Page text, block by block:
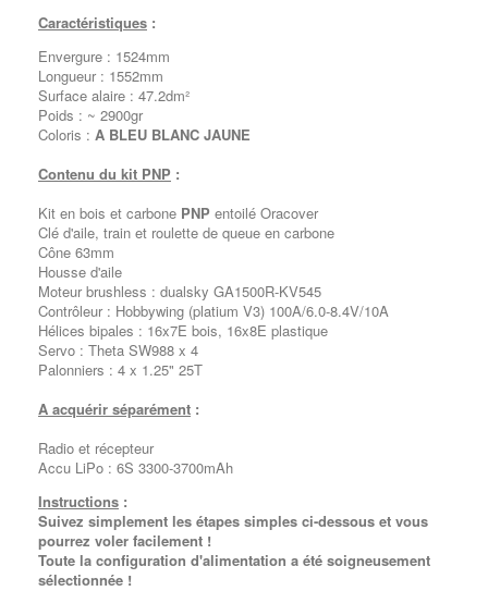
Caractéristiques :
Envergure : 1524mm
Longueur : 1552mm
Surface alaire : 47.2dm²
Poids : ~ 2900gr
Coloris : A BLEU BLANC JAUNE
Contenu du kit PNP :
Kit en bois et carbone PNP entoilé Oracover
Clé d'aile, train et roulette de queue en carbone
Cône 63mm
Housse d'aile
Moteur brushless : dualsky GA1500R-KV545
Contrôleur : Hobbywing (platium V3) 100A/6.0-8.4V/10A
Hélices bipales : 16x7E bois, 16x8E plastique
Servo : Theta SW988 x 4
Palonniers : 4 x 1.25" 25T
A acquérir séparément :
Radio et récepteur
Accu LiPo : 6S 3300-3700mAh
Instructions :
Suivez simplement les étapes simples ci-dessous et vous
pourrez voler facilement !
Toute la configuration d'alimentation a été soigneusement
sélectionnée !